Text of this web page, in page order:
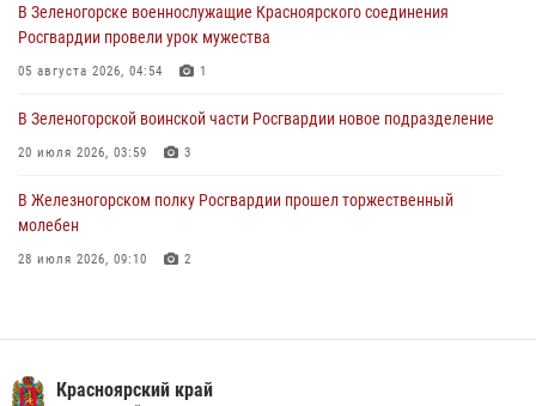
Военнослужащие Красноярского соединения Росгвардии
познакомили отдыхающих детей с тонкостями РХБ защиты
03 августа 2026, 13:12 2
В Зеленогорске военнослужащие Красноярского соединения
Росгвардии провели урок мужества
05 августа 2026, 04:54 1
В Зеленогорской воинской части Росгвардии новое подразделение
20 июля 2026, 03:59 3
В Железногорском полку Росгвардии прошел торжественный
молебен
28 июля 2026, 09:10 2
10 июля 2026, 06:18 4
Военнослужащие Росгвардии железногорской воинской части
Красноярский край